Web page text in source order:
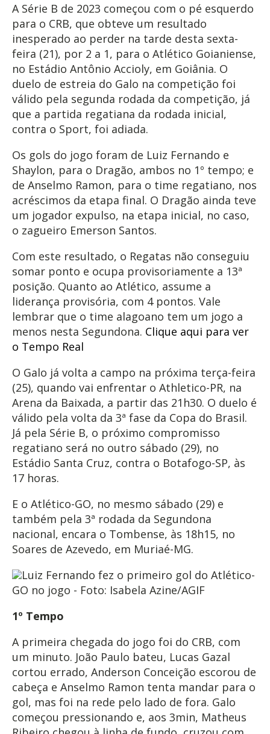
A Série B de 2023 começou com o pé esquerdo
para o CRB, que obteve um resultado
inesperado ao perder na tarde desta sexta-
feira (21), por 2 a 1, para o Atlético Goianiense,
no Estádio Antônio Accioly, em Goiânia. O
duelo de estreia do Galo na competição foi
válido pela segunda rodada da competição, já
que a partida regatiana da rodada inicial,
contra o Sport, foi adiada.
Os gols do jogo foram de Luiz Fernando e
Shaylon, para o Dragão, ambos no 1º tempo; e
de Anselmo Ramon, para o time regatiano, nos
acréscimos da etapa final. O Dragão ainda teve
um jogador expulso, na etapa inicial, no caso,
o zagueiro Emerson Santos.
Com este resultado, o Regatas não conseguiu
somar ponto e ocupa provisoriamente a 13ª
posição. Quanto ao Atlético, assume a
liderança provisória, com 4 pontos. Vale
lembrar que o time alagoano tem um jogo a
menos nesta Segundona. Clique aqui para ver
o Tempo Real
O Galo já volta a campo na próxima terça-feira
(25), quando vai enfrentar o Athletico-PR, na
Arena da Baixada, a partir das 21h30. O duelo é
válido pela volta da 3ª fase da Copa do Brasil.
Já pela Série B, o próximo compromisso
regatiano será no outro sábado (29), no
Estádio Santa Cruz, contra o Botafogo-SP, às
17 horas.
E o Atlético-GO, no mesmo sábado (29) e
também pela 3ª rodada da Segundona
nacional, encara o Tombense, às 18h15, no
Soares de Azevedo, em Muriaé-MG.
Luiz Fernando fez o primeiro gol do Atlético-
GO no jogo - Foto: Isabela Azine/AGIF
1º Tempo
A primeira chegada do jogo foi do CRB, com
um minuto. João Paulo bateu, Lucas Gazal
cortou errado, Anderson Conceição escorou de
cabeça e Anselmo Ramon tenta mandar para o
gol, mas foi na rede pelo lado de fora. Galo
começou pressionando e, aos 3min, Matheus